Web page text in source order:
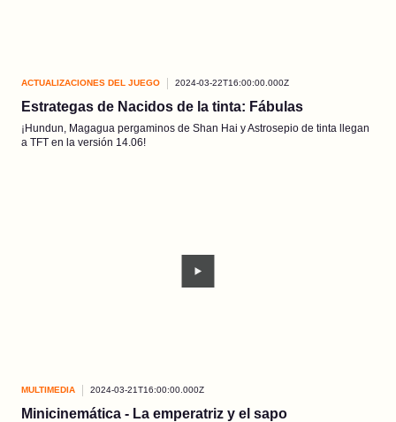
ACTUALIZACIONES DEL JUEGO 2024-03-22T16:00:00.000Z
Estrategas de Nacidos de la tinta: Fábulas
¡Hundun, Magagua pergaminos de Shan Hai y Astrosepio de tinta llegan
a TFT en la versión 14.06!
MULTIMEDIA 2024-03-21T16:00:00.000Z
Minicinemática - La emperatriz y el sapo